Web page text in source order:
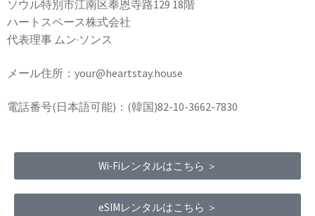
ソウル特別市江南区奉恩寺路129 18階
ハートスペース株式会社
代表理事 ムン·ソンス
メール住所：your@heartstay.house
電話番号(日本語可能)：(韓国)82-10-3662-7830
Wi-Fiレンタルはこちら ＞
eSIMレンタルはこちら ＞